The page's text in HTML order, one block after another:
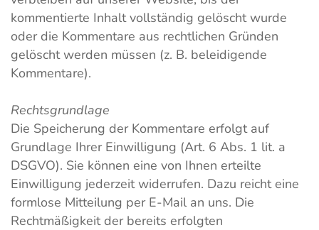
kommentierte Inhalt vollständig gelöscht wurde
oder die Kommentare aus rechtlichen Gründen
gelöscht werden müssen (z. B. beleidigende
Kommentare).
Rechtsgrundlage
Die Speicherung der Kommentare erfolgt auf
Grundlage Ihrer Einwilligung (Art. 6 Abs. 1 lit. a
DSGVO). Sie können eine von Ihnen erteilte
Einwilligung jederzeit widerrufen. Dazu reicht eine
formlose Mitteilung per E-Mail an uns. Die
Rechtmäßigkeit der bereits erfolgten